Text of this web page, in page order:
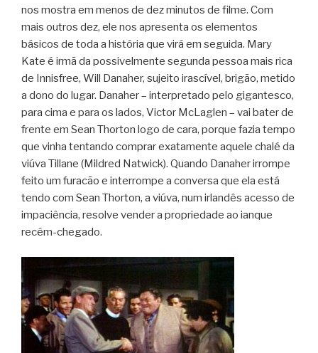
nos mostra em menos de dez minutos de filme. Com
mais outros dez, ele nos apresenta os elementos
básicos de toda a história que virá em seguida. Mary
Kate é irmã da possivelmente segunda pessoa mais rica
de Innisfree, Will Danaher, sujeito irascível, brigão, metido
a dono do lugar. Danaher – interpretado pelo gigantesco,
para cima e para os lados, Victor McLaglen – vai bater de
frente em Sean Thorton logo de cara, porque fazia tempo
que vinha tentando comprar exatamente aquele chalé da
viúva Tillane (Mildred Natwick). Quando Danaher irrompe
feito um furacão e interrompe a conversa que ela está
tendo com Sean Thorton, a viúva, num irlandês acesso de
impaciência, resolve vender a propriedade ao ianque
recém-chegado.